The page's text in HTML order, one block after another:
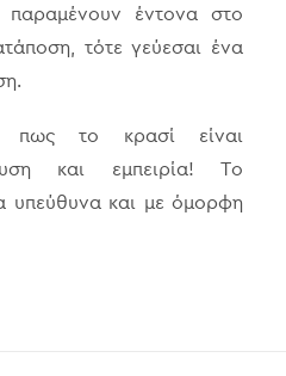
έντονα στο
τότε γεύεσαι ένα
πως το κρασί είναι
και εμπειρία! Το
υπεύθυνα και με όμορφη